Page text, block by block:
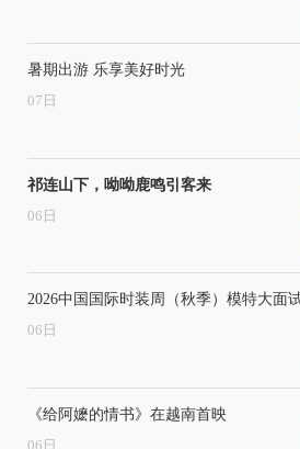
暑期出游 乐享美好时光
07 日
祁连山下，呦呦鹿鸣引客来
06 日
2026中国国际时装周（秋季）模特大面
06 日
《给阿嬷的情书》在越南首映
06 日